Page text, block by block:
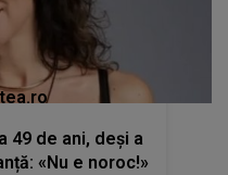
49 de ani, deși a
«Nu e noroc!»